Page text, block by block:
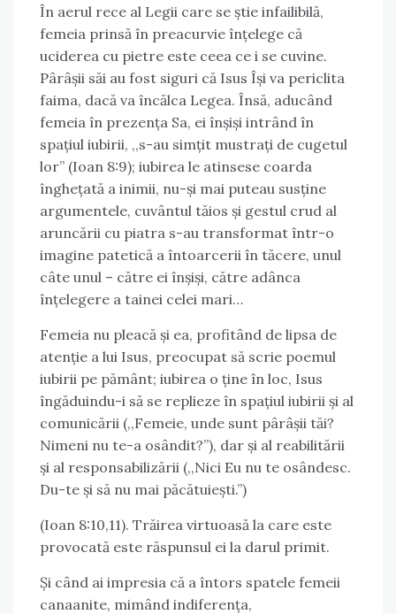
În aerul rece al Legii care se știe infailibilă,
femeia prinsă în preacurvie înțelege că
uciderea cu pietre este ceea ce i se cuvine.
Pârâșii săi au fost siguri că Isus Își va periclita
faima, dacă va încălca Legea. Însă, aducând
femeia în prezența Sa, ei înșiși intrând în
spațiul iubirii, ,,s-au simțit mustrați de cugetul
lor” (Ioan 8:9); iubirea le atinsese coarda
înghețată a inimii, nu-și mai puteau susține
argumentele, cuvântul tăios și gestul crud al
aruncării cu piatra s-au transformat într-o
imagine patetică a întoarcerii în tăcere, unul
câte unul – către ei înșiși, către adânca
înțelegere a tainei celei mari…
Femeia nu pleacă și ea, profitând de lipsa de
atenție a lui Isus, preocupat să scrie poemul
iubirii pe pământ; iubirea o ține în loc, Isus
îngăduindu-i să se replieze în spațiul iubirii și al
comunicării (,,Femeie, unde sunt pârâșii tăi?
Nimeni nu te-a osândit?”), dar și al reabilitării
și al responsabilizării (,,Nici Eu nu te osândesc.
Du-te și să nu mai păcătuiești.”)
(Ioan 8:10,11). Trăirea virtuoasă la care este
provocată este răspunsul ei la darul primit.
Și când ai impresia că a întors spatele femeii
canaanite, mimând indiferența,